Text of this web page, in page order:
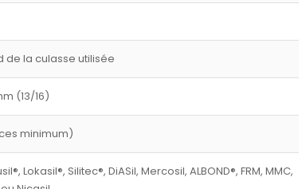
de la culasse utilisée
(13/16)
minimum)
Lokasil®, Silitec®, DiASil, Mercosil, ALBOND®, FRM, MMC,